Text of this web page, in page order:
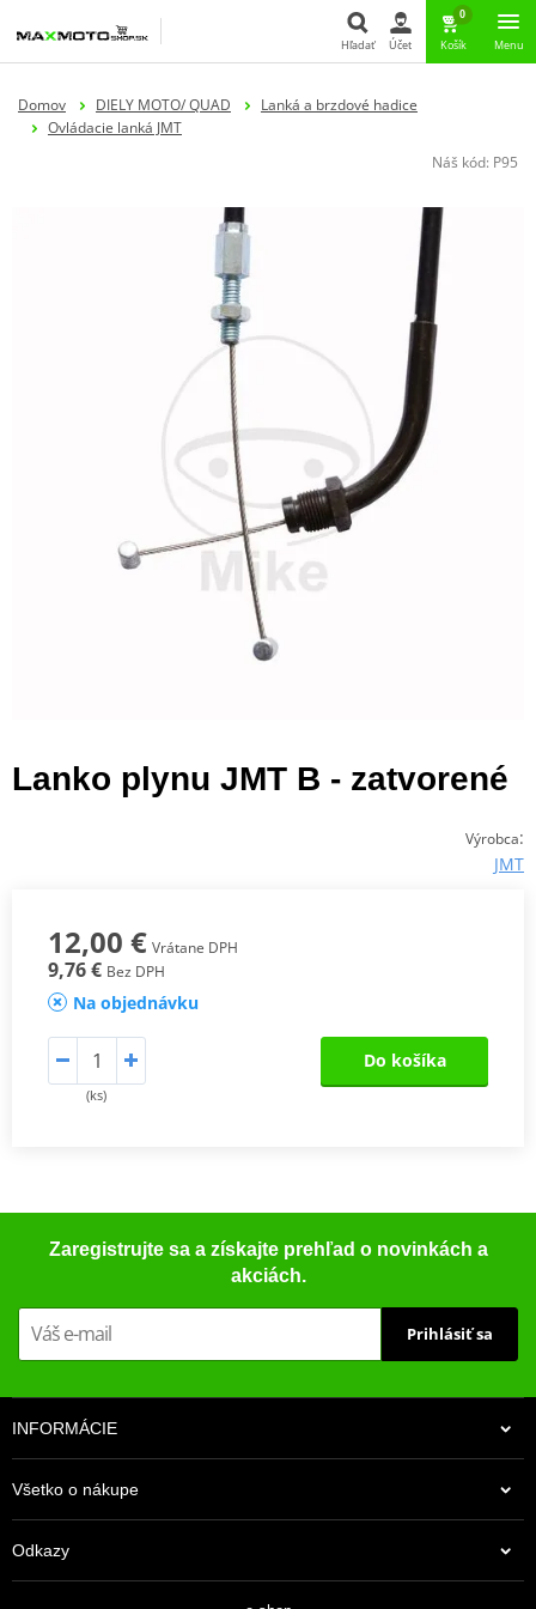
Hľadať Účet
0
Košík Menu
Domov DIELY MOTO/ QUAD
Lanká a brzdové hadice
Ovládacie lanká JMT
Náš kód: P95
Lanko plynu JMT B - zatvorené
Výrobca:
JMT
12,00 € Vrátane DPH
9,76 € Bez DPH
Na objednávku
(ks)
Do košíka
Zaregistrujte sa a získajte prehľad o novinkách a
akciách.
Prihlásiť sa
INFORMÁCIE
Všetko o nákupe
Odkazy